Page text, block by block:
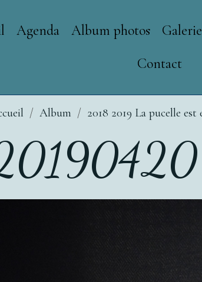
Agenda Album photos
Contact
Album 2018 2019 La pucelle est